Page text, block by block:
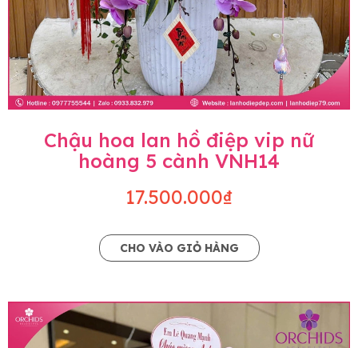
Chậu hoa lan hồ điệp vip nữ
hoàng 5 cành VNH14
17.500.000₫
CHO VÀO GIỎ HÀNG